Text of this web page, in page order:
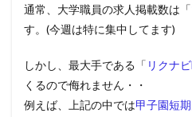
通常、大学職員の求人掲載数は「
す。(今週は特に集中してます)
しかし、最大手である「 リクナ
くるので侮れません・・
例えば、上記の中では甲子園短